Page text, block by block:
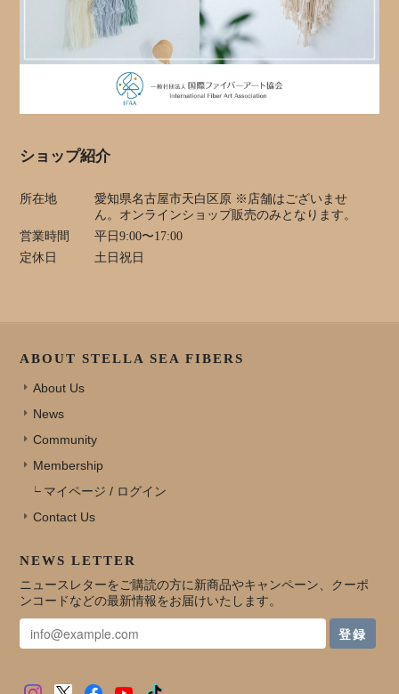
ショップ紹介
所在地
愛知県名古屋市天白区原 ※店舗はございませ
ん。オンラインショップ販売のみとなります。
営業時間
平日9:00〜17:00
定休日
土日祝日
ABOUT STELLA SEA FIBERS
About Us
News
Community
Membership
マイページ / ログイン
Contact Us
NEWS LETTER
ニュースレターをご購読の方に新商品やキャンペーン、クーポ
ンコードなどの最新情報をお届けいたします。
登録